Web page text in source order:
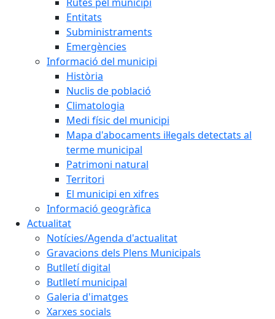
Entitats
Subministraments
Emergències
Informació del municipi
Història
Nuclis de població
Climatologia
Medi físic del municipi
Mapa d'abocaments il·legals detectats al
terme municipal
Patrimoni natural
Territori
El municipi en xifres
Informació geogràfica
Actualitat
Notícies/Agenda d'actualitat
Gravacions dels Plens Municipals
Butlletí digital
Butlletí municipal
Galeria d'imatges
Xarxes socials